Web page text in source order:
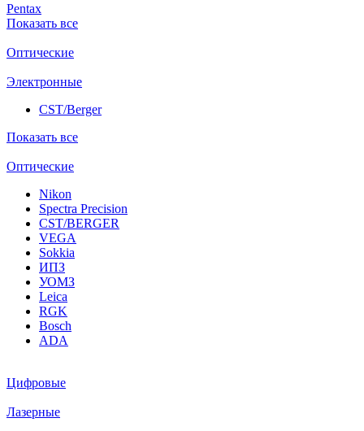
Pentax
Показать все
Оптические
Электронные
CST/Berger
Показать все
Оптические
Nikon
Spectra Precision
CST/BERGER
VEGA
Sokkia
ИПЗ
УОМЗ
Leica
RGK
Bosch
ADA
Цифровые
Лазерные